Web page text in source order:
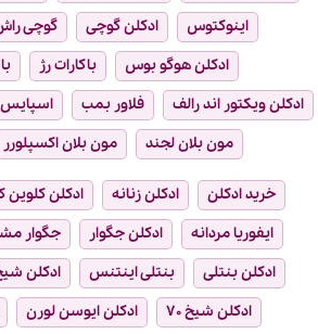
اینوکتوس
ادکلن گوچی گوچی
ادکلن هوگو بوس
باکارات رژ
ادکلن ویکتور اند رالف
فلاور بمب
مون بلان لجند
مون بلان اکسپلورر
خرید ادکلن ادکلن زنانه ادکلن کلوین
ایفوریا مردانه
ادکلن جگوار جگوار
ادکلن بنتلی
بنتلی اینتنس ادکلن
ادکلن شیخ ۷۰
ادکلن ایوسن لورن